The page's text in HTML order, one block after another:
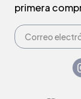
primera